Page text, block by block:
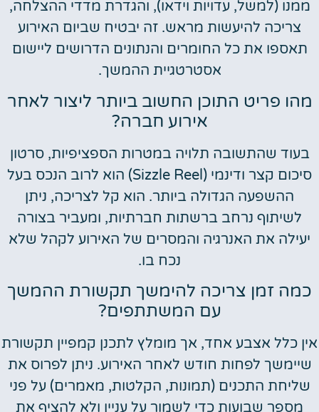
ממנו (למשל, עדויות וידאו), והגדרת מדדי ההצלחה,
צריכה להיעשות מראש. זה יבטיח שביום האירוע
תאספו את כל החומרים והנתונים הדרושים ליישום
אסטרטגיית ההמשך.
מהו פריט התוכן החשוב ביותר ליצור לאחר
אירוע חברה?
בעוד שהתשובה תלויה במטרות הספציפיות, סרטון
סיכום קצר ודינמי (Sizzle Reel) הוא לרוב הנכס בעל
ההשפעה הגדולה ביותר. הוא קל לצריכה, ניתן
לשיתוף נרחב ברשתות חברתיות, ומעביר בצורה
יעילה את האנרגיה והמסרים של האירוע לקהל שלא
נכח בו.
כמה זמן צריכה להימשך תקשורת ההמשך
עם המשתתפים?
אין כלל אצבע אחד, אך מומלץ לתכנן קמפיין תקשורת
שיימשך לפחות חודש לאחר האירוע. ניתן לפרוס את
שליחת התכנים (תמונות, הקלטות, מאמרים) על פני
מספר שבועות כדי לשמור על עניין ולא להציף את